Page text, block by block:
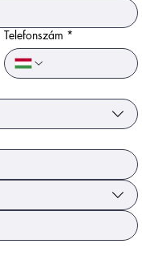
Telefonszám *